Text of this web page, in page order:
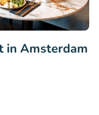
in Amsterdam